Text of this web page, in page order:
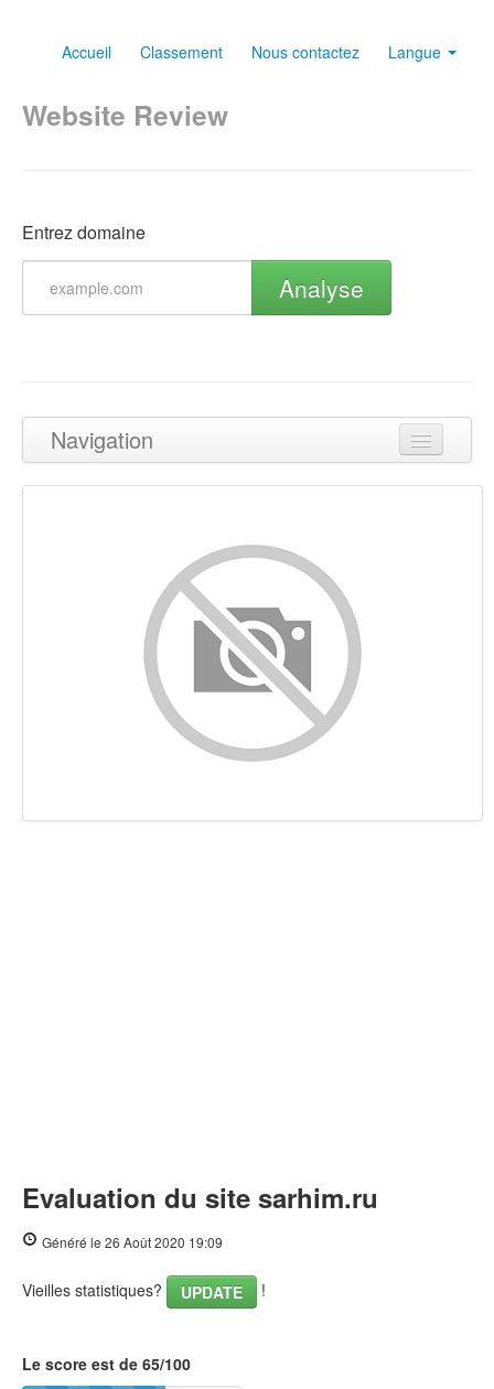
Accueil Classement Nous contactez Langue
Website Review
Entrez domaine
Analyse
Navigation
Haut de page
Mots-clefs
Ergonomie
Document
Evaluation du site sarhim.ru
Généré le 26 Août 2020 19:09
Vieilles statistiques? UPDATE !
Le score est de 65/100